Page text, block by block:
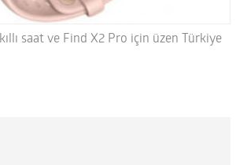
saat ve Find X2 Pro için üzen Türkiye